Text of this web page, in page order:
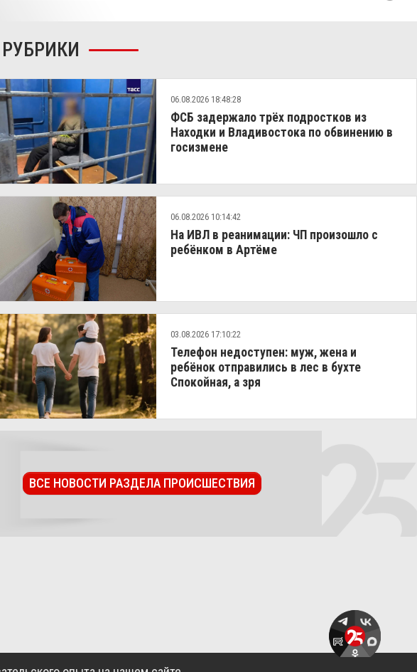
06.08.2026 18:48:28
ФСБ задержало трёх подростков из
Находки и Владивостока по обвинению в
госизмене
06.08.2026 10:14:42
На ИВЛ в реанимации: ЧП произошло с
ребёнком в Артёме
03.08.2026 17:10:22
Телефон недоступен: муж, жена и
ребёнок отправились в лес в бухте
Спокойная, а зря
ВСЕ НОВОСТИ РАЗДЕЛА ПРОИСШЕСТВИЯ